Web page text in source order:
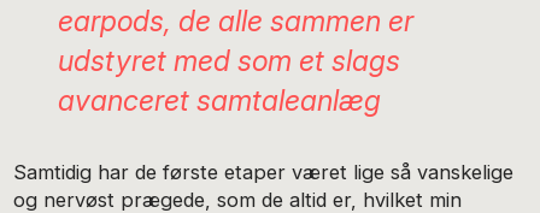
earpods, de alle sammen er
udstyret med som et slags
avanceret samtaleanlæg
Samtidig har de første etaper været lige så vanskelige
og nervøst prægede, som de altid er, hvilket min